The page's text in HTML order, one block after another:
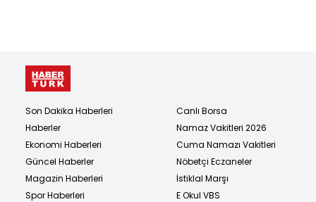
Son Dakika Haberleri
Haberler
Ekonomi Haberleri
Güncel Haberler
Magazin Haberleri
Spor Haberleri
Canlı Borsa
Namaz Vakitleri 2026
Cuma Namazı Vakitleri
Nöbetçi Eczaneler
İstiklal Marşı
E Okul VBS